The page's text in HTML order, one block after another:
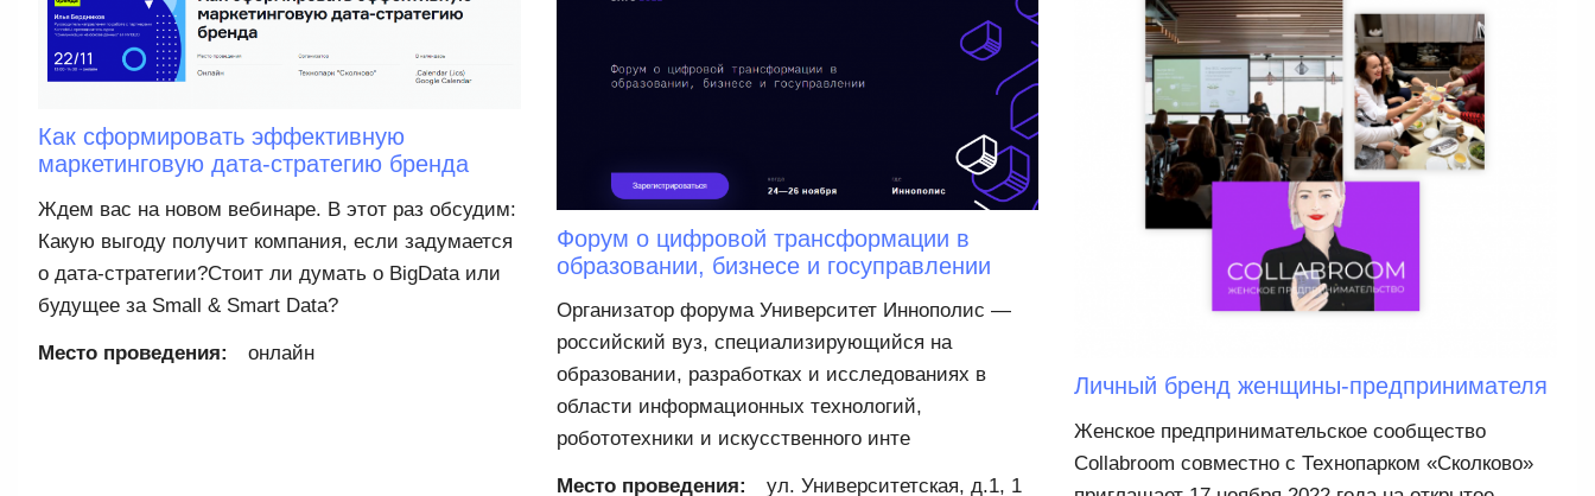
Как сформировать эффективную
маркетинговую дата-стратегию бренда
Ждем вас на новом вебинаре. В этот раз обсудим:
Какую выгоду получит компания, если задумается
о дата-стратегии?Стоит ли думать о BigData или
будущее за Small & Smart Data?
Место проведения: онлайн
Форум о цифровой трансформации в
образовании, бизнесе и госуправлении
Организатор форума Университет Иннополис —
российский вуз, специализирующийся на
образовании, разработках и исследованиях в
области информационных технологий,
робототехники и искусственного инте
Место проведения: ул. Университетская, д.1, 1
Личный бренд женщины-предпринимателя
Женское предпринимательское сообщество
Collabroom совместно с Технопарком «Сколково»